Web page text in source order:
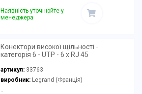
Наявність уточнюйте у
менеджера
Конектори високої щільності -
категорія 6 - UTP - 6 x RJ 45
артикул: 33763
виробник:Legrand (Франція)
..